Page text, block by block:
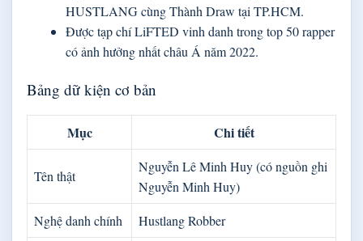
HUSTLANG cùng Thành Draw tại TP.HCM.
Được tạp chí LiFTED vinh danh trong top 50 rapper
có ảnh hưởng nhất châu Á năm 2022.
Bảng dữ kiện cơ bản
Mục Chi tiết
Tên thật
Nguyễn Lê Minh Huy (có nguồn ghi
Nguyễn Minh Huy)
Nghệ danh chính
Hustlang Robber